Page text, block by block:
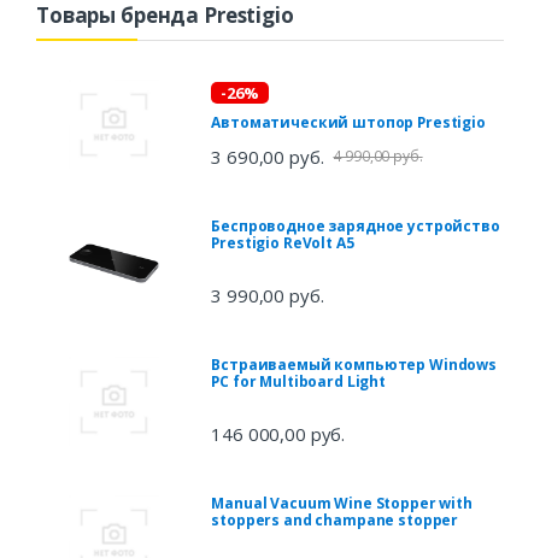
Товары бренда Prestigio
-26%
Автоматический штопор Prestigio
3 690,00 руб. 4 990,00 руб.
Беспроводное зарядное устройство
Prestigio ReVolt A5
3 990,00 руб.
Встраиваемый компьютер Windows
PC for Multiboard Light
146 000,00 руб.
Manual Vacuum Wine Stopper with
stoppers and champane stopper